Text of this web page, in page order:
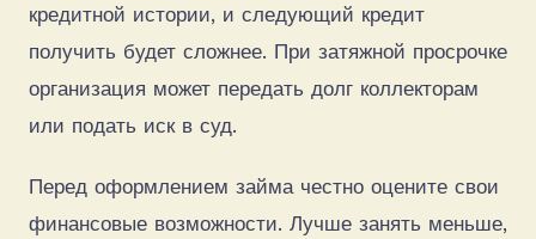
кредитной истории, и следующий кредит
получить будет сложнее. При затяжной просрочке
организация может передать долг коллекторам
или подать иск в суд.
Перед оформлением займа честно оцените свои
финансовые возможности. Лучше занять меньше,